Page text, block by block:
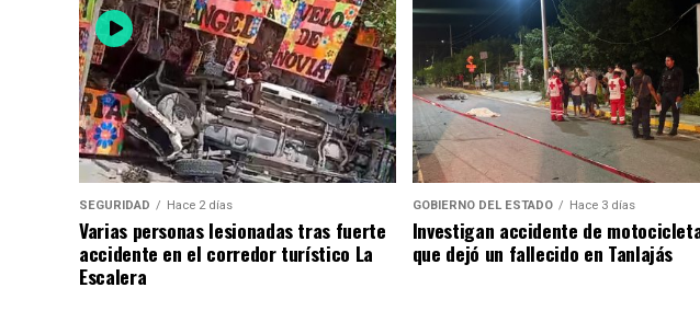
SEGURIDAD Hace 2 días
Varias personas lesionadas tras fuerte
accidente en el corredor turístico La
Escalera
GOBIERNO DEL ESTADO Hace 3 días
Investigan accidente de
que dejó un fallecido en Tanlajás